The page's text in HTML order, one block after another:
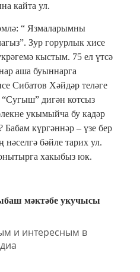
кайта ул.
“ Язмаларымны
Зур горурлык хисе
кыстым. 75 ел үтсә
аша буыннарга
Сибатов Хәйдәр теләге
дигән котсыз
укымыйча бу кадәр
күргәннәр – үзе бер
нәселгә бәйле тарих ул.
хакыбыз юк.
мәктәбе укучысы
и интересным в